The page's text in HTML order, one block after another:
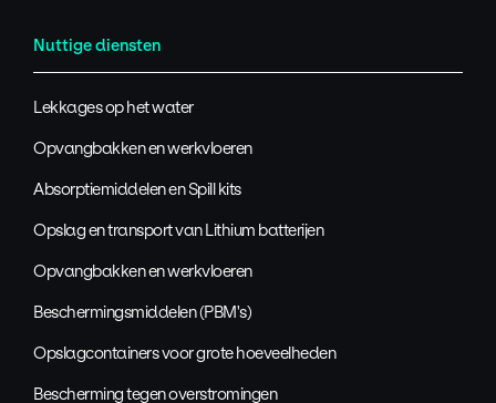
Nuttige diensten
Lekkages op het water
Opvangbakken en werkvloeren
Absorptiemiddelen en Spill kits
Opslag en transport van Lithium batterijen
Opvangbakken en werkvloeren
Beschermingsmiddelen (PBM's)
Opslagcontainers voor grote hoeveelheden
Bescherming tegen overstromingen